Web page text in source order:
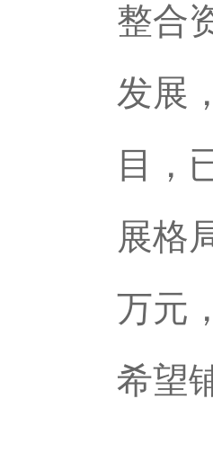
整合
发展
目，
展格
万元
希望